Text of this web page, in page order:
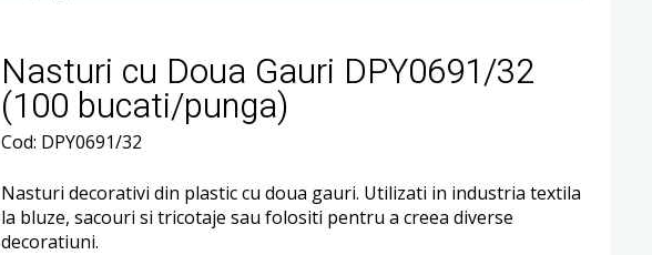
Nasturi cu Doua Gauri DPY0691/32
(100 bucati/punga)
Cod: DPY0691/32
Nasturi decorativi din plastic cu doua gauri. Utilizati in industria textila
la bluze, sacouri si tricotaje sau folositi pentru a creea diverse
decoratiuni.